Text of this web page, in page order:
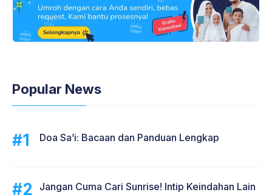
Popular News
Doa Sa’i: Bacaan dan Panduan Lengkap
Jangan Cuma Cari Sunrise! Intip Keindahan Lain